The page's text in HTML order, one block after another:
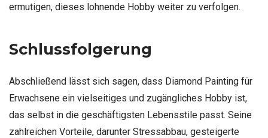
ermutigen, dieses lohnende Hobby weiter zu verfolgen.
Schlussfolgerung
Abschließend lässt sich sagen, dass Diamond Painting für
Erwachsene ein vielseitiges und zugängliches Hobby ist,
das selbst in die geschäftigsten Lebensstile passt. Seine
zahlreichen Vorteile, darunter Stressabbau, gesteigerte